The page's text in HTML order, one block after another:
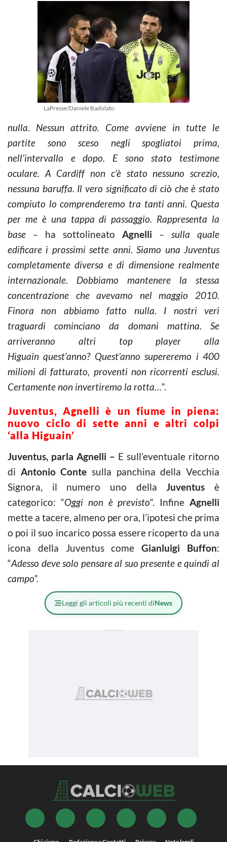
LaPresse/Daniele Badolato
nulla. Nessun attrito. Come avviene in tutte le
partite sono sceso negli spogliatoi prima,
nell’intervallo e dopo. E sono stato testimone
oculare. A Cardiff non c’è stato nessuno screzio,
nessuna baruffa. Il vero significato di ciò che è stato
compiuto lo comprenderemo tra tanti anni. Questa
per me è una tappa di passaggio. Rappresenta la
base – ha sottolineato Agnelli – sulla quale
edificare i prossimi sette anni.Siamo una Juventus
completamente diversa e di dimensione realmente
internazionale. Dobbiamo mantenere la stessa
concentrazione che avevamo nel maggio 2010.
Finora non abbiamo fatto nulla. I nostri veri
traguardi cominciano da domani mattina. Se
arriveranno altri top player alla
Higuain quest’anno? Quest’anno supereremo i 400
milioni di fatturato, proventi non ricorrenti esclusi.
Certamente non invertiremo la rotta…”.
Juventus, Agnelli è un fiume in piena:
nuovo ciclo di sette anni e altri colpi
‘alla Higuain’
Juventus, parla Agnelli – E sull’eventuale ritorno
di Antonio Conte sulla panchina della Vecchia
Signora, il numero uno dellaJuventus è
categorico: “Oggi non è previsto“. InfineAgnelli
mette a tacere, almeno per ora, l’ipotesi che prima
o poi il suo incarico possa essere ricoperto da una
icona della Juventus comeGianluigi Buffon:
“Adesso deve solo pensare al suo presente e quindi al
campo”.
Leggi gli articoli più recenti diNews